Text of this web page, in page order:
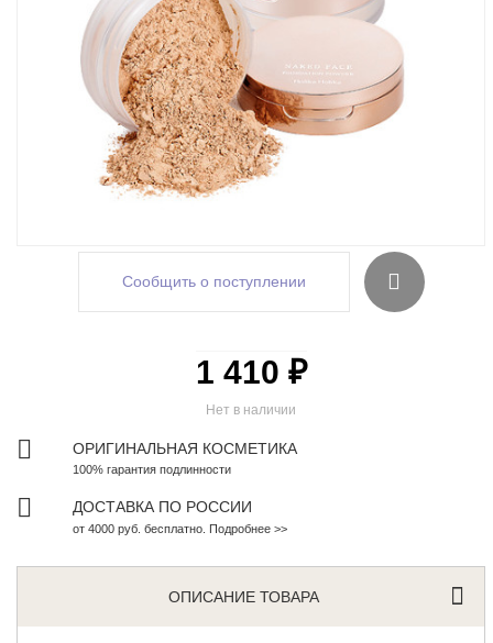
Сообщить о поступлении
Нет в наличии
1 410 ₽
ОРИГИНАЛЬНАЯ КОСМЕТИКА
100% гарантия подлинности
ДОСТАВКА ПО РОССИИ
от 4000 руб. бесплатно. Подробнее >>
ОПИСАНИЕ ТОВАРА